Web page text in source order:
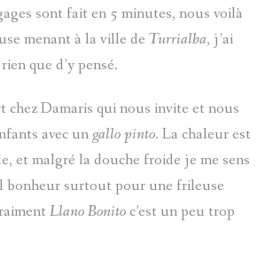
sont fait en 5 minutes, nous voilà
menant à la ville de Turrialba, j’ai
que d’y pensé.
chez Damaris qui nous invite et nous
avec ungallo pinto. La chaleur est
et malgré la douche froide je me sens
bonheur surtout pour une frileuse
Llano Bonitoc’est un peu trop